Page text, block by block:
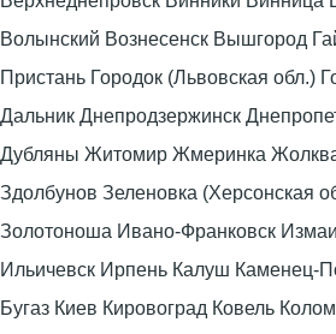
Волынский Вознесенск Вышгород
Пристань Городок (Львовская обл.)
Дальник Днепродзержинск
Дубляны Житомир Жмеринка
Здолбунов Зеленовка (Херсонская
Золотоноша Ивано-Франковск
Ильичевск Ирпень Калуш Каменец-
Бугаз Киев Кировоград Ковель